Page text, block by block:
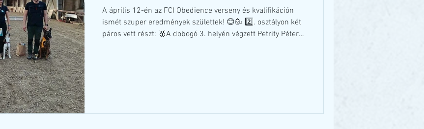
A április 12-én az FCI Obedience verseny és kvalifikáción
ismét szuper eredmények születtek! 😊🥳 2️⃣. osztályon két
páros vett részt: 🥉A dobogó 3. helyén végzett Petrity Péter